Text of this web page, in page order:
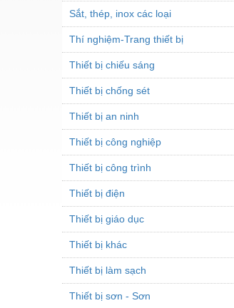
Sắt, thép, inox các loại
Thí nghiệm-Trang thiết bị
Thiết bị chiếu sáng
Thiết bị chống sét
Thiết bị an ninh
Thiết bị công nghiệp
Thiết bị công trình
Thiết bị điện
Thiết bị giáo dục
Thiết bị khác
Thiết bị làm sạch
Thiết bị sơn - Sơn